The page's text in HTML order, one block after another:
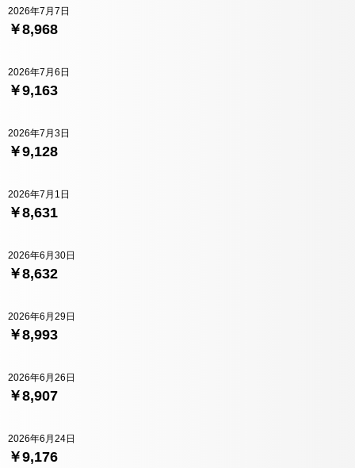
￥8,968
2026年7月7日
￥9,163
2026年7月6日
￥9,128
2026年7月3日
￥8,631
2026年7月1日
￥8,632
2026年6月30日
￥8,993
2026年6月29日
￥8,907
2026年6月26日
￥9,176
2026年6月24日